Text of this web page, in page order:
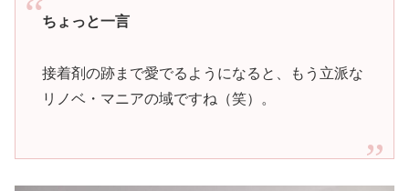
ちょっと一言
接着剤の跡まで愛でるようになると、もう立派な
リノベ・マニアの域ですね（笑）。